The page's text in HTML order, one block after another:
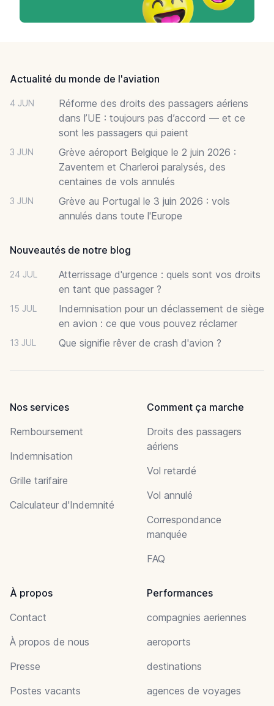
Actualité du monde de l'aviation
4 JUN
Réforme des droits des passagers aériens
dans l’UE : toujours pas d’accord — et ce
sont les passagers qui paient
3 JUN
Grève aéroport Belgique le 2 juin 2026 :
Zaventem et Charleroi paralysés, des
centaines de vols annulés
3 JUN
Grève au Portugal le 3 juin 2026 : vols
annulés dans toute l'Europe
Nouveautés de notre blog
24 JUL
Atterrissage d'urgence : quels sont vos droits
en tant que passager ?
15 JUL
Indemnisation pour un déclassement de siège
en avion : ce que vous pouvez réclamer
13 JUL Que signifie rêver de crash d'avion ?
Nos services
Remboursement
Indemnisation
Grille tarifaire
Calculateur d'Indemnité
Comment ça marche
Droits des passagers
aériens
Vol retardé
Vol annulé
Correspondance
manquée
FAQ
À propos
Contact
À propos de nous
Presse
Postes vacants
Performances
compagnies aeriennes
aeroports
destinations
agences de voyages